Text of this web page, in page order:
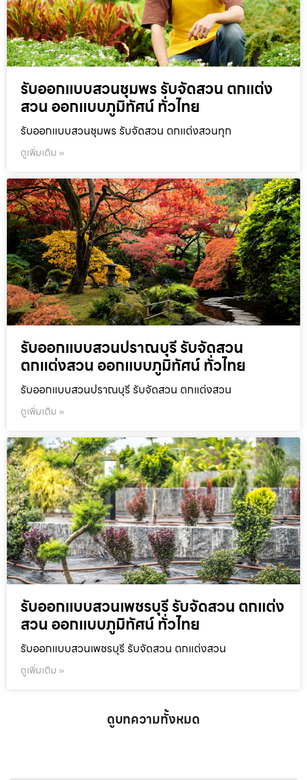
รับออกแบบสวนชุมพร รับจัดสวน ตกแต่ง
สวน ออกแบบภูมิทัศน์ ทั่วไทย
รับออกแบบสวนชุมพร รับจัดสวน ตกแต่งสวนทุก
ดูเพิ่มเติม »
รับออกแบบสวนปราณบุรี รับจัดสวน
ตกแต่งสวน ออกแบบภูมิทัศน์ ทั่วไทย
รับออกแบบสวนปราณบุรี รับจัดสวน ตกแต่งสวน
ดูเพิ่มเติม »
รับออกแบบสวนเพชรบุรี รับจัดสวน ตกแต่ง
สวน ออกแบบภูมิทัศน์ ทั่วไทย
รับออกแบบสวนเพชรบุรี รับจัดสวน ตกแต่งสวน
ดูเพิ่มเติม »
ดูบทความทั้งหมด